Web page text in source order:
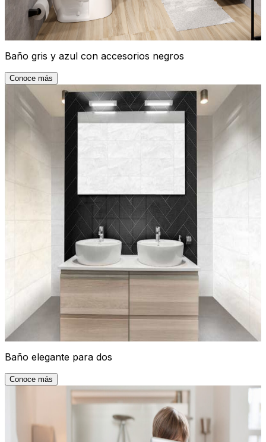
Baño gris y azul con accesorios negros
Conoce más
Baño elegante para dos
Conoce más